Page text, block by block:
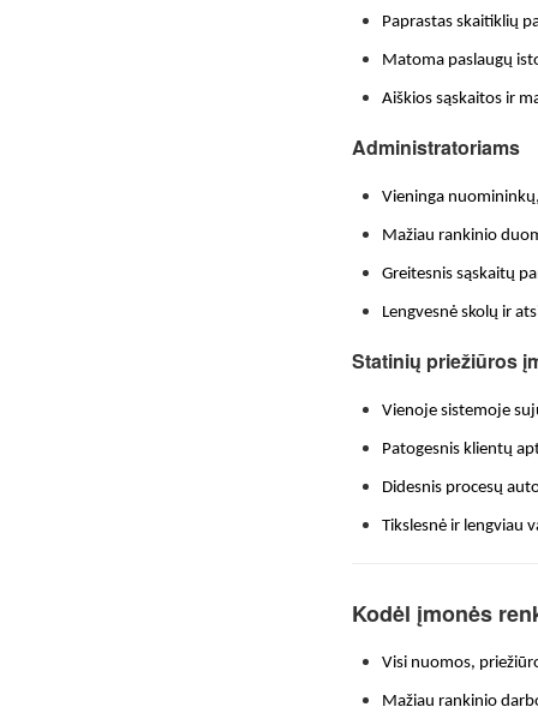
Paprastas skaitiklių
Matoma paslaugų
Aiškios sąskaitos ir
Administratoriams
Vieninga
Mažiau rankinio
Greitesnis sąskaitų
Lengvesnė skolų ir
Statinių priežiūros
Vienoje sistemoje
Patogesnis klientų
Didesnis procesų
Tikslesnė ir lengviau
Kodėl įmonės
Visi nuomos,
Mažiau rankinio